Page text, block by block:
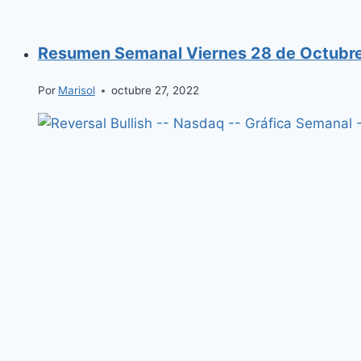
Resumen Semanal Viernes 28 de
Por Marisol octubre 27, 2022